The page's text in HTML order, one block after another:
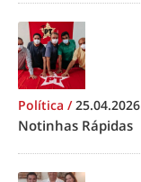
Política /25.04.2026
Notinhas Rápidas